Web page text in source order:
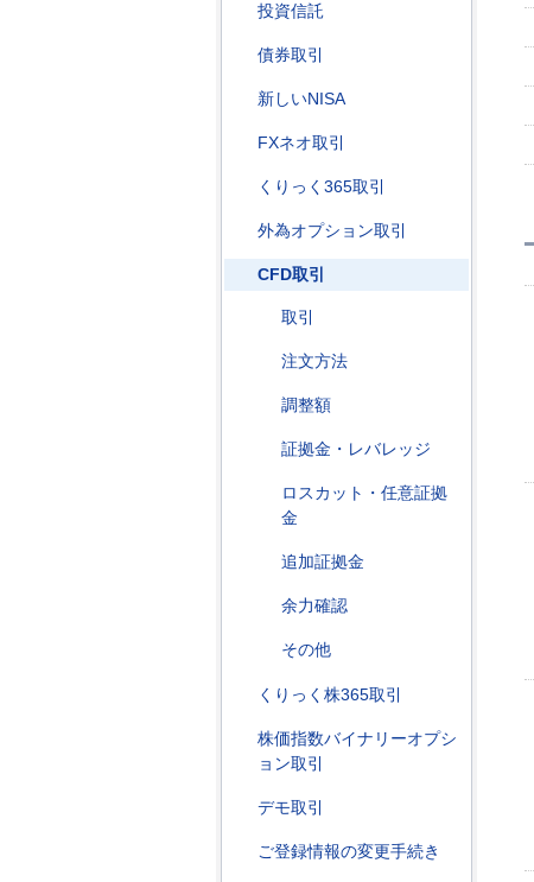
投資信託
債券取引
新しいNISA
FXネオ取引
くりっく365取引
外為オプション取引
CFD取引
取引
注文方法
調整額
証拠金・レバレッジ
ロスカット・任意証拠
金
追加証拠金
余力確認
その他
くりっく株365取引
株価指数バイナリーオプシ
ョン取引
デモ取引
ご登録情報の変更手続き